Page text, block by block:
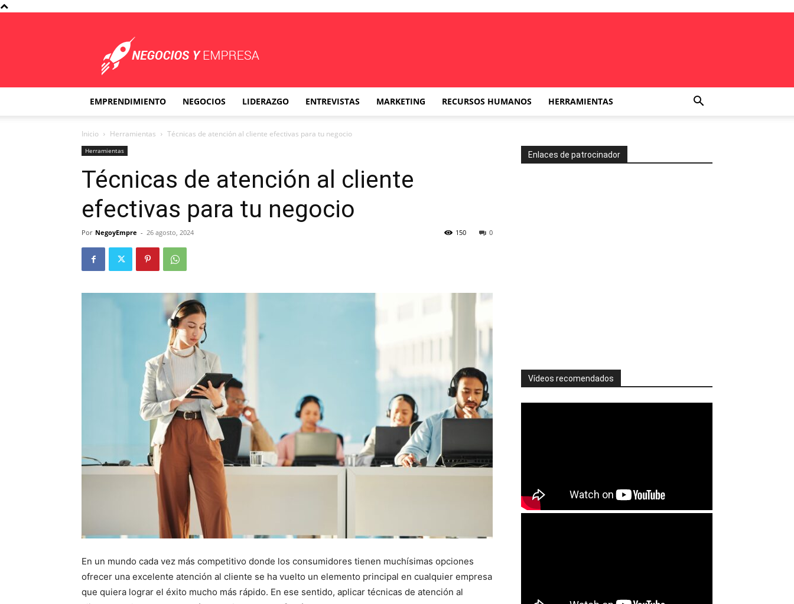
Empresa
EMPRENDIMIENTO NEGOCIOS LIDERAZGO ENTREVISTAS MARKETING RECURSOS HUMANOS HERRAMIENTAS
Inicio Herramientas Técnicas de atención al cliente efectivas para tu negocio
Herramientas
Técnicas de atención al cliente
efectivas para tu negocio
Por NegoyEmpre - 26 agosto, 2024 0
150
En un mundo cada vez más competitivo donde los consumidores tienen muchísimas opciones
ofrecer una excelente atención al cliente se ha vuelto un elemento principal en cualquier empresa
que quiera lograr el éxito mucho más rápido. En ese sentido, aplicar técnicas de atención al
Enlaces de patrocinador
Vídeos recomendados